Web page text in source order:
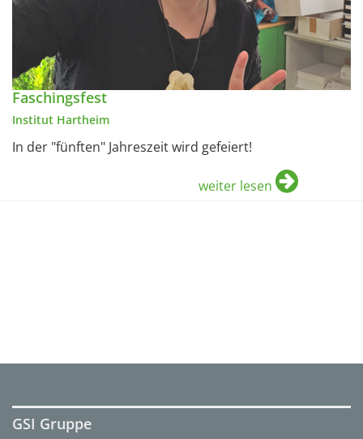
Faschingsfest
Institut Hartheim
In der "fünften" Jahreszeit wird gefeiert!
weiter lesen
GSI Gruppe